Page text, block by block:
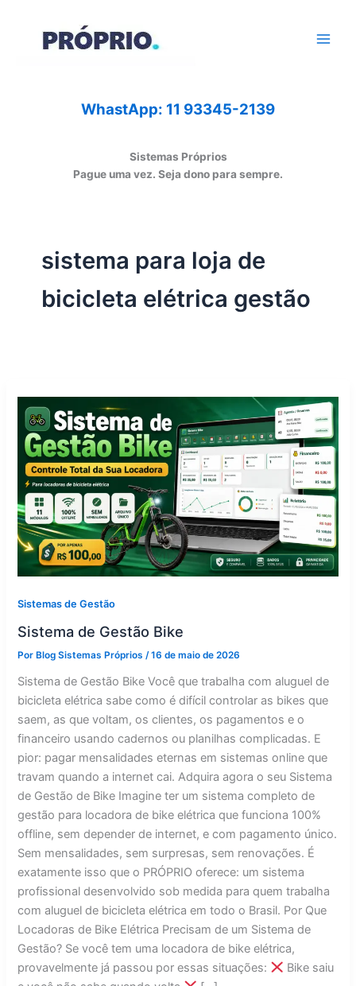
WhastApp: 11 93345-2139
Sistemas Próprios
Pague uma vez. Seja dono para sempre.
sistema para loja de
bicicleta elétrica gestão
Sistemas de Gestão
Sistema de Gestão Bike
PorBlog Sistemas Próprios/16 de maio de 2026
Sistema de Gestão Bike Você que trabalha com aluguel de
bicicleta elétrica sabe como é difícil controlar as bikes que
saem, as que voltam, os clientes, os pagamentos e o
financeiro usando cadernos ou planilhas complicadas. E
pior: pagar mensalidades eternas em sistemas online que
travam quando a internet cai. Adquira agora o seu Sistema
de Gestão de Bike Imagine ter um sistema completo de
gestão para locadora de bike elétrica que funciona 100%
offline, sem depender de internet, e com pagamento único.
Sem mensalidades, sem surpresas, sem renovações. É
exatamente isso que o PRÓPRIO oferece: um sistema
profissional desenvolvido sob medida para quem trabalha
com aluguel de bicicleta elétrica em todo o Brasil. Por Que
Locadoras de Bike Elétrica Precisam de um Sistema de
Gestão? Se você tem uma locadora de bike elétrica,
provavelmente já passou por essas situações:
Bike saiu